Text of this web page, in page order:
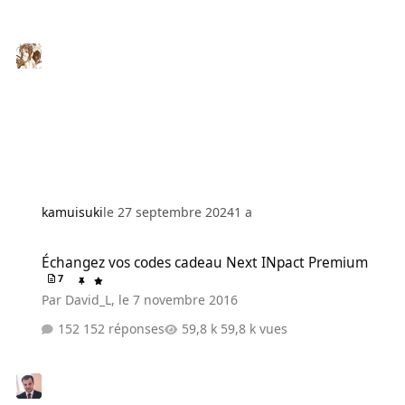
kamuisukile 27 septembre 20241 a
Échangez vos codes cadeau Next INpact Premium
7
Par David_L, le 7 novembre 2016
152 réponses
59,8 k vues